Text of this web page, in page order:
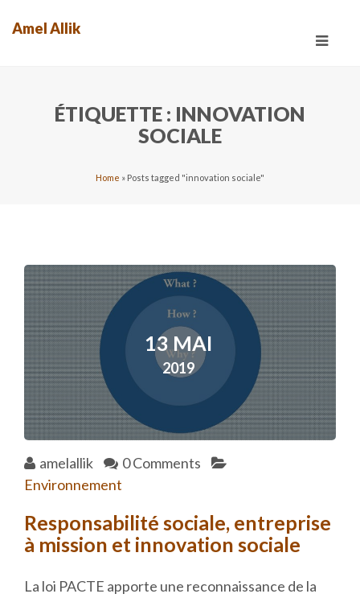
Toggle
Amel Allik
ÉTIQUETTE : INNOVATION
SOCIALE
Home » Posts tagged "innovation sociale"
13 MAI
2019
amelallik
0 Comments
Environnement
Responsabilité sociale, entreprise
à mission et innovation sociale
La loi PACTE apporte une reconnaissance de la